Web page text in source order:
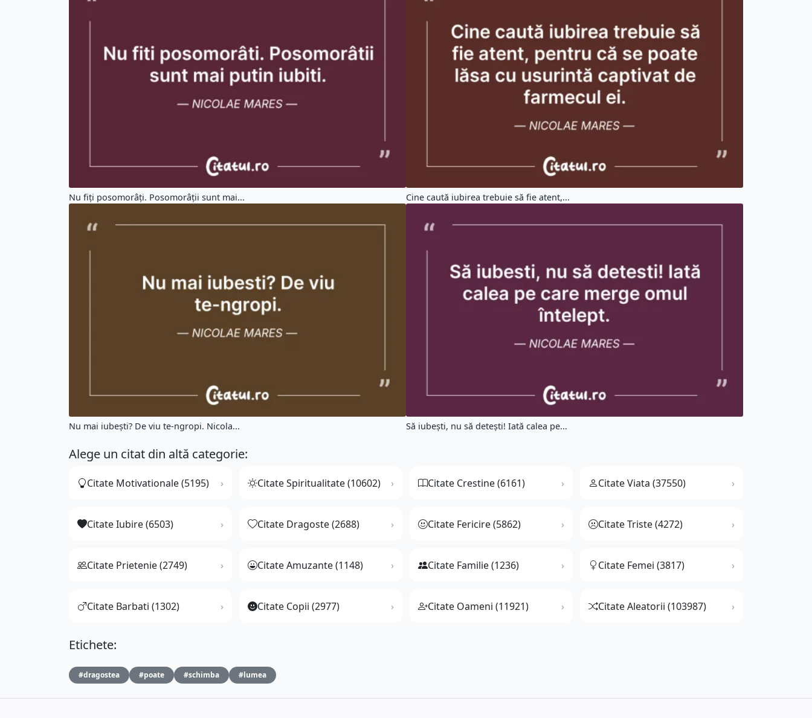
Nu fiți posomorâți. Posomorâții sunt mai... Cine caută iubirea trebuie să fie atent,...
Nu mai iubești? De viu te-ngropi. Nicola... Să iubești, nu să detești! Iată calea pe...
Alege un citat din altă categorie:
Citate Motivationale (5195) Citate Spiritualitate (10602) Citate Crestine (6161) Citate Viata (37550)
Citate Iubire (6503) Citate Dragoste (2688) Citate Fericire (5862) Citate Triste (4272)
Citate Prietenie (2749) Citate Amuzante (1148) Citate Familie (1236) Citate Femei (3817)
Citate Barbati (1302) Citate Copii (2977) Citate Oameni (11921) Citate Aleatorii (103987)
Etichete:
#dragostea #poate #schimba #lumea